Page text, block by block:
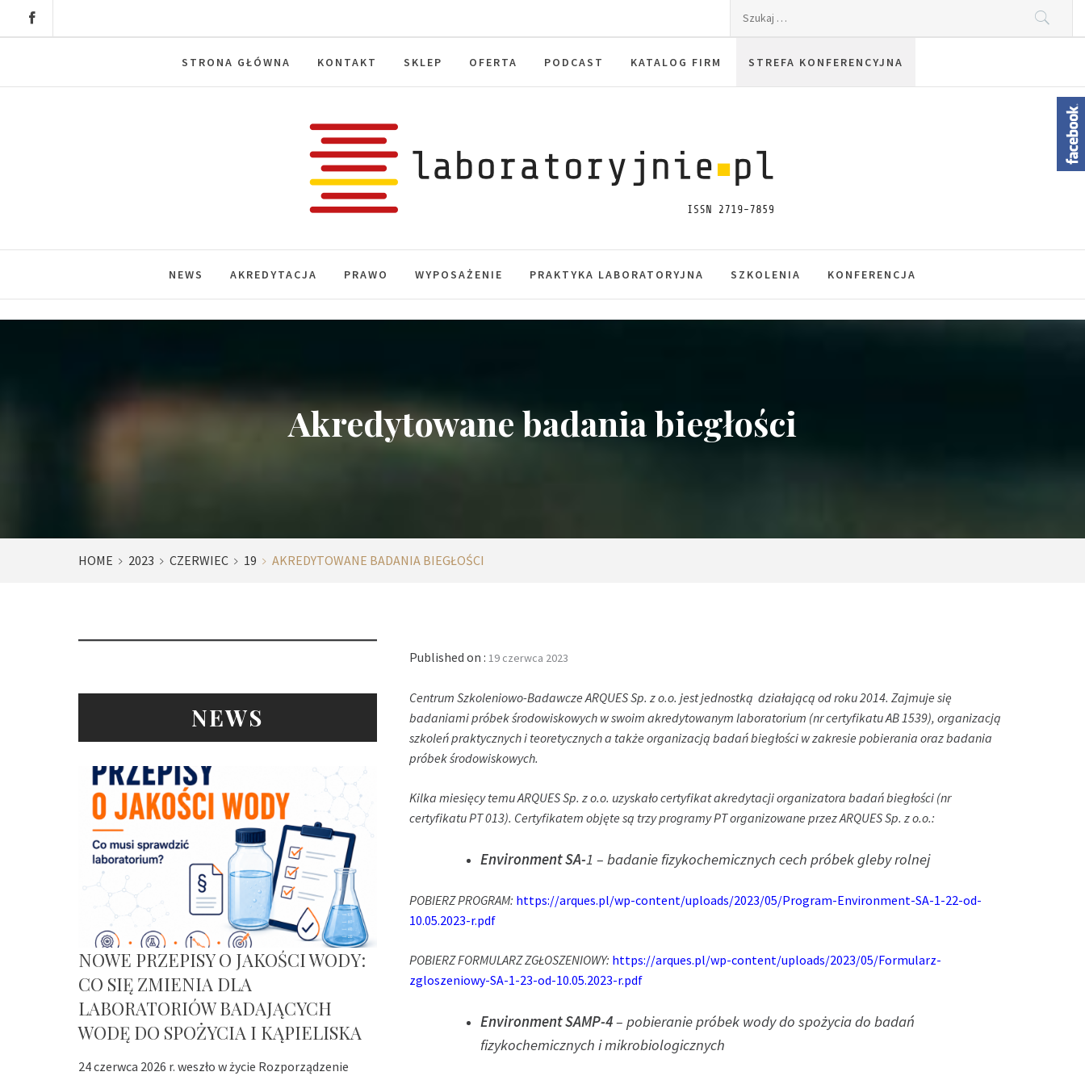
STRONA GŁÓWNA KONTAKT SKLEP OFERTA PODCAST KATALOG FIRM STREFA KONFERENCYJNA
Laboratoryjnie.pl
NEWS AKREDYTACJA PRAWO WYPOSAŻENIE PRAKTYKA LABORATORYJNA SZKOLENIA KONFERENCJA
Akredytowane badania biegłości
HOME 2023 CZERWIEC 19 AKREDYTOWANE BADANIA BIEGŁOŚCI
Published on :19 czerwca 2023
Centrum Szkoleniowo-Badawcze ARQUES Sp. z o.o. jest jednostką działającą od roku 2014. Zajmuje się
badaniami próbek środowiskowych w swoim akredytowanym laboratorium (nr certyfikatu AB 1539), organizacją
szkoleń praktycznych i teoretycznych a także organizacją badań biegłości w zakresie pobierania oraz badania
próbek środowiskowych.
Kilka miesięcy temu ARQUES Sp. z o.o. uzyskało certyfikat akredytacji organizatora badań biegłości (nr
certyfikatu PT 013). Certyfikatem objęte są trzy programy PT organizowane przez ARQUES Sp. z o.o.:
Environment SA-1 – badanie fizykochemicznych cech próbek gleby rolnej
POBIERZ PROGRAM: https://arques.pl/wp-content/uploads/2023/05/Program-Environment-SA-1-22-od-
10.05.2023-r.pdf
POBIERZ FORMULARZ ZGŁOSZENIOWY: https://arques.pl/wp-content/uploads/2023/05/Formularz-
zgloszeniowy-SA-1-23-od-10.05.2023-r.pdf
Environment SAMP-4– pobieranie próbek wody do spożycia do badań
fizykochemicznych i mikrobiologicznych
NEWS
NOWE PRZEPISY O JAKOŚCI WODY:
CO SIĘ ZMIENIA DLA
LABORATORIÓW BADAJĄCYCH
WODĘ DO SPOŻYCIA I KĄPIELISKA
24 czerwca 2026 r. weszło w życie Rozporządzenie